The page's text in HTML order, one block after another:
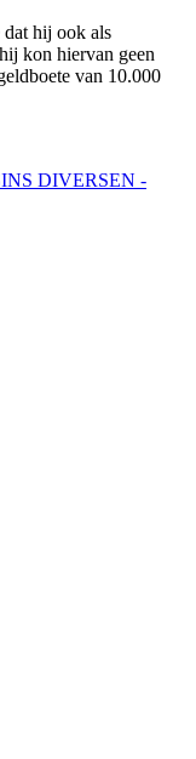
hij ook als
kon hiervan geen
van 10.000
DIVERSEN -